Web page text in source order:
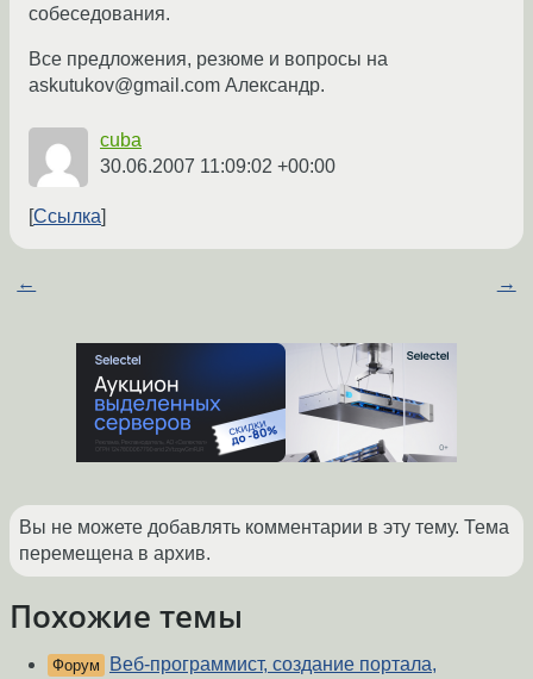
собеседования.
Все предложения, резюме и вопросы на
askutukov@gmail.com Александр.
cuba
30.06.2007 11:09:02 +00:00
Ссылка
← →
Вы не можете добавлять комментарии в эту тему. Тема
перемещена в архив.
Похожие темы
Форум
Веб-программист, создание портала,